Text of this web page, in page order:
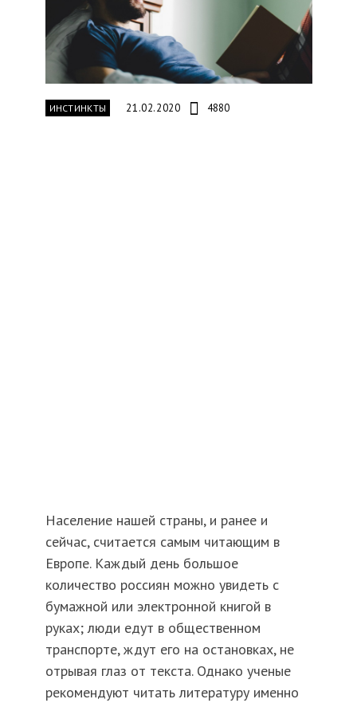
ИНСТИНКТЫ 21.02.2020 4880
Население нашей страны, и ранее и
сейчас, считается самым читающим в
Европе. Каждый день большое
количество россиян можно увидеть с
бумажной или электронной книгой в
руках; люди едут в общественном
транспорте, ждут его на остановках, не
отрывая глаз от текста. Однако ученые
рекомендуют читать литературу именно